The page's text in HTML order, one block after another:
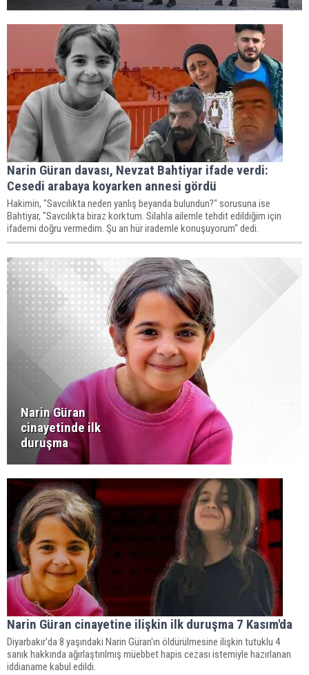
Narin Güran davası, Nevzat Bahtiyar ifade verdi:
Cesedi arabaya koyarken annesi gördü
Hakimin, "Savcılıkta neden yanlış beyanda bulundun?" sorusuna ise
Bahtiyar, "Savcılıkta biraz korktum. Silahla ailemle tehdit edildiğim için
ifademi doğru vermedim. Şu an hür irademle konuşuyorum" dedi.
Narin Güran
cinayetinde ilk
duruşma
Narin Güran cinayetine ilişkin ilk duruşma 7 Kasım'da
Diyarbakır'da 8 yaşındaki Narin Güran'ın öldürülmesine ilişkin tutuklu 4
sanık hakkında ağırlaştırılmış müebbet hapis cezası istemiyle hazırlanan
iddianame kabul edildi.